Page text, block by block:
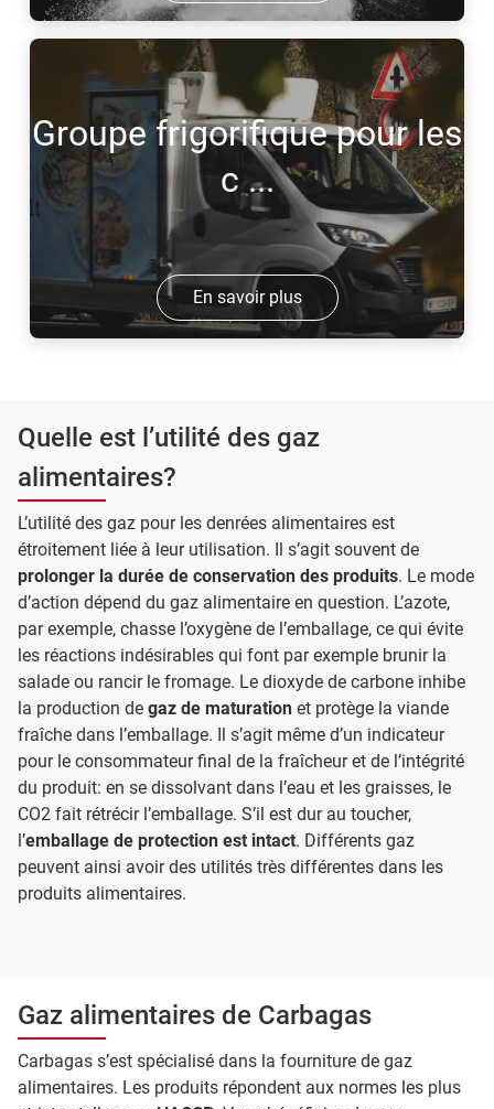
Groupe frigorifique pour les
c ...
En savoir plus
Quelle est l’utilité des gaz
alimentaires?
L’utilité des gaz pour les denrées alimentaires est
étroitement liée à leur utilisation. Il s’agit souvent de
prolonger la durée de conservation des produits. Le mode
d’action dépend du gaz alimentaire en question. L’azote,
par exemple, chasse l’oxygène de l’emballage, ce qui évite
les réactions indésirables qui font par exemple brunir la
salade ou rancir le fromage. Le dioxyde de carbone inhibe
la production de gaz de maturation et protège la viande
fraîche dans l’emballage. Il s’agit même d’un indicateur
pour le consommateur final de la fraîcheur et de l’intégrité
du produit: en se dissolvant dans l’eau et les graisses, le
CO2 fait rétrécir l’emballage. S’il est dur au toucher,
l’emballage de protection est intact. Différents gaz
peuvent ainsi avoir des utilités très différentes dans les
produits alimentaires.
Gaz alimentaires de Carbagas
Carbagas s’est spécialisé dans la fourniture de gaz
alimentaires. Les produits répondent aux normes les plus